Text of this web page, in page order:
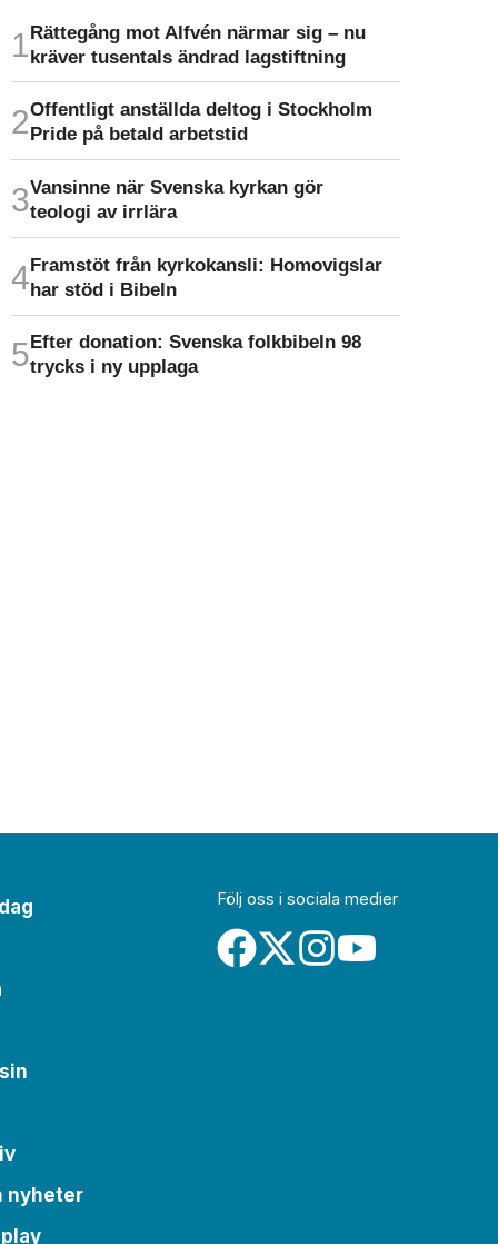
Rättegång mot Alfvén närmar sig – nu
kräver tusentals ändrad lagstiftning
Offentligt anställda deltog i Stockholm
Pride på betald arbetstid
Vansinne när Svenska kyrkan gör
teologi av irrlära
Framstöt från kyrkokansli: Homo­vigslar
har stöd i Bibeln
Efter donation: Svenska folkbibeln 98
trycks i ny upplaga
nyheter
Följ oss i sociala medier